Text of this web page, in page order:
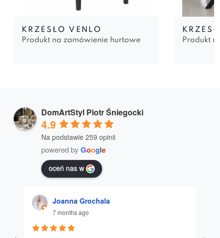
KRZESŁO VENLO
Produkt na zamówienie hurtowe
Produkt
DomArtStyl Piotr Śniegocki
4.9
Na podstawie 259 opinii
powered by Google
oceń nas w
Joanna Grochala
7 months ago